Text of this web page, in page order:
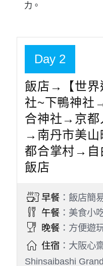
力。
Day 2
飯店→【世界
社~下鴨神社
合神社→京都
→南丹市美山
都合掌村→自
飯店
早餐：飯店簡
午餐：美食小
晚餐：方便遊
住宿：大阪心
Shinsaibashi